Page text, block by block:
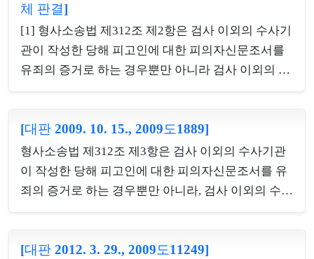
래 치료를 받는 것을 의미하나, 입원실 체류시간만을
기준으로 입원 여부를 판단할 수는 없고, 환자의 증
상, 진...
에 한하여 예외적으로 증거능력이 있다고 할 것이고,
전문진술이 기재된 조서는 형사소송법 제312조 또는
제314조의 규정에 의하여 각 그 증거능력이 인정될
수 있는 경우에 해당하여야 함을 물론 나아가 형사소
여기서 '그 진술이 특히 신빙할 수 있는 상태하에서
행하여진 때'라 함은 그 진술을 하였다는 것에 허위개
입의 여지가 ...
체 판결]
[1] 형사소송법 제312조 제2항은 검사 이외의 수사기
관이 작성한 당해 피고인에 대한 피의자신문조서를
유죄의 증거로 하는 경우뿐만 아니라 검사 이외의 수
해 피고인에 대한 유죄의 증거로 채택할 경우에도 적
용되는바, 당해 피고인과 공범관계가 있는 다른 피의
자에 대한 검사 이외의 수사기관 작성의 피의자신문
조서는 그 피의자의 법정진술에 의하여 그 성립의 진
당연한 결과로 그 피의자신문조서에 대하여는 사망
[대판 2009. 10. 15., 2009도1889]
형사소송법 제312조 제3항은 검사 이외의 수사기관
이 작성한 당해 피고인에 대한 피의자신문조서를 유
죄의 증거로 하는 경우뿐만 아니라, 검사 이외의 수사
피고인에 대한 유죄의 증거로 채택할 경우에도 적용
[대판 2012. 3. 29., 2009도11249]